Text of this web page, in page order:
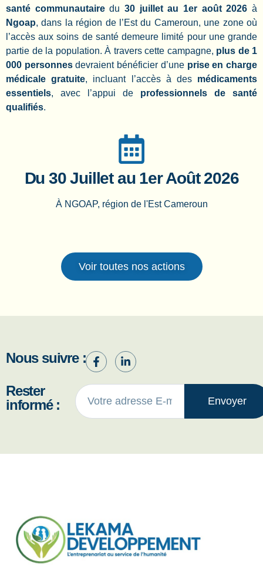
santé communautairedu30 juillet au 1er août 2026 à
Ngoap, dans la région de l’Est du Cameroun, une zone où
l’accès aux soins de santé demeure limité pour une grande
partie de la population. À travers cette campagne, plus de 1
000 personnesdevraient bénéficier d’une prise en charge
médicale gratuite, incluant l’accès à des médicaments
essentiels, avec l’appui de professionnels de santé
qualifiés.
Du 30 Juillet au 1er Août 2026
À NGOAP, région de l'Est Cameroun
Voir toutes nos actions
Nous suivre :
Rester
informé :
Envoyer